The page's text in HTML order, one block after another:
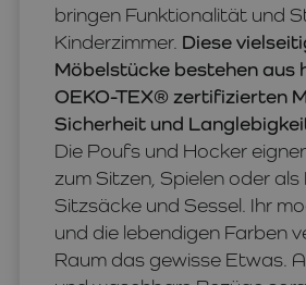
bringen Funktionalität und
Kinderzimmer. Diese
Möbelstücke bestehen aus
OEKO-TEX® zertifizierten
Sicherheit und
Die Poufs und Hocker
zum Sitzen, Spielen oder
Sitzsäcke und Sessel. Ihr
und die lebendigen Farben
Raum das gewisse Etwas.